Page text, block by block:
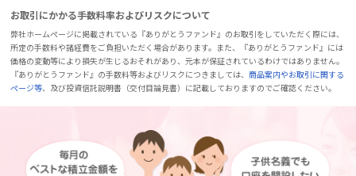
お取引にかかる手数料率およびリスクについて
弊社ホームページに掲載されている『ありがとうファンド』のお取引をしていただく際には、
所定の手数料や諸経費をご負担いただく場合があります。また、『ありがとうファンド』には
価格の変動等により損失が生じるおそれがあり、元本が保証されているわけではありません。
『ありがとうファンド』の手数料等およびリスクにつきましては、商品案内やお取引に関する
ページ等、及び投資信託説明書（交付目論見書）に記載しておりますのでご確認ください。